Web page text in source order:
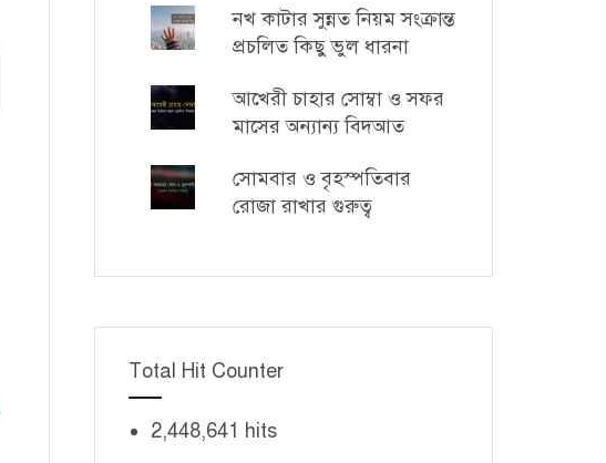
নখ কাটার সুন্নত নিয়ম সংক্রান্ত
প্রচলিত কিছু ভুল ধারনা
আখেরী চাহার সোম্বা ও সফর
মাসের অন্যান্য বিদআত
সোমবার ও বৃহস্পতিবার
রোজা রাখার গুরুত্ব
Total Hit Counter
2,448,641 hits